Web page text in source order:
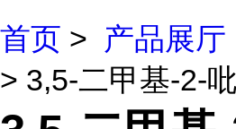
首页 > 产品展厅
> 3,5-二甲基-2-